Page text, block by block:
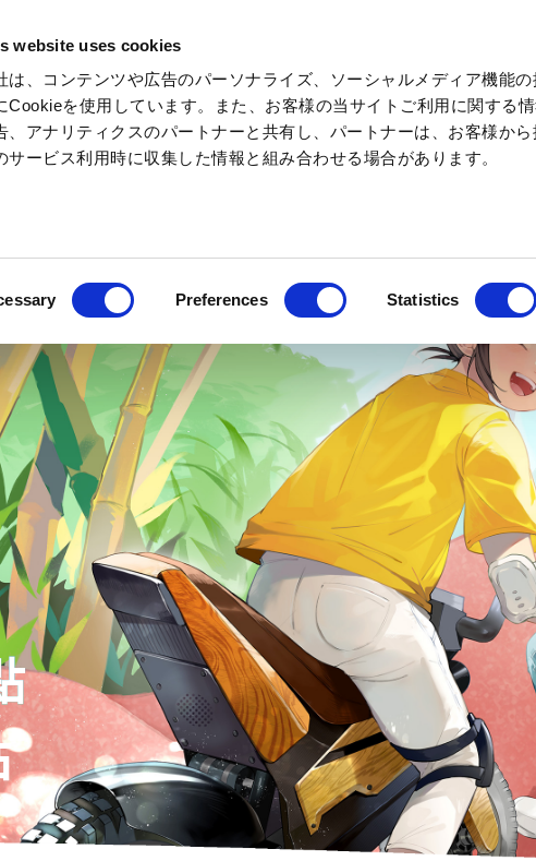
website uses cookies
は、コンテンツや広告のパーソナライズ、ソーシャルメディア機能
Cookieを使用しています。また、お客様の当サイトご利用に関する
、アナリティクスのパートナーと共有し、パートナーは、お客様か
サービス利用時に収集した情報と組み合わせる場合があります。
Preferences Statistics
遊樂設施等待時間指南 活動
景點
活動
摩托車
運動
露營
Hello Woods 森林與星空
本田收藏館 交通教育中
迷宮森殿 ITADAKI
活動（自然體驗・露營）
試驗世界錦標賽
全日本公路賽
全日本試驗 全日本卡丁車 體驗賽道（體驗賽車、參加賽
Superior Family
Nozomi Bath
森林與
豪華露營
燒烤
森林中的義大利冰淇淋店 ROCCO
線上商店